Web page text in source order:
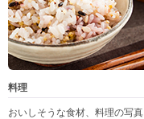
料理
おいしそうな食材、料理の写真